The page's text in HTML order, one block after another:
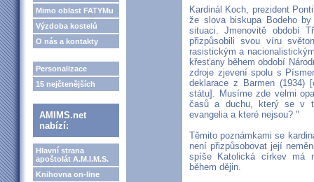
Mimo oblast FATYMu
Výzdoba kostelů
O nás a kontakty
Personalizace
15 nejčtenějších
AMIMS.net
nabízí:
Hlavní strana
apoštolát A.M.I.M.S.
Knihovna on-line
Kardinál Koch, prezident
že slova biskupa Bodeho by
situaci. Jmenovitě období
přizpůsobili svou víru
rasistickým a
křesťany během období
zdroje zjevení spolu s
deklarace z Barmen (1934)
státu]. Musíme zde velmi
časů a duchu, který se v
evangelia a které nejsou? "
Těmito poznámkami se
není přizpůsobovat její
spíše Katolická církev má
během dějin.